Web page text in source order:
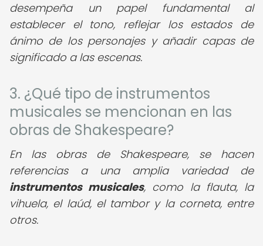
desempeña un papel fundamental al
establecer el tono, reflejar los estados de
ánimo de los personajes y añadir capas de
significado a las escenas.
3. ¿Qué tipo de instrumentos
musicales se mencionan en las
obras de Shakespeare?
En las obras de Shakespeare, se hacen
referencias a una amplia variedad de
instrumentos musicales, como la flauta, la
vihuela, el laúd, el tambor y la corneta, entre
otros.